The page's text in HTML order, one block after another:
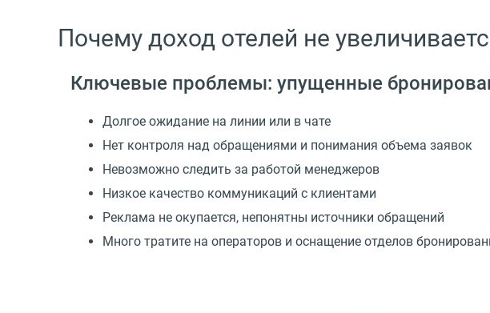
Почему доход отелей не
Ключевые проблемы: упущенные
Долгое ожидание на линии или в чате
Нет контроля над обращениями и понимания объема заявок
Невозможно следить за работой менеджеров
Низкое качество коммуникаций с клиентами
Реклама не окупается, непонятны источники обращений
Много тратите на операторов и оснащение отделов